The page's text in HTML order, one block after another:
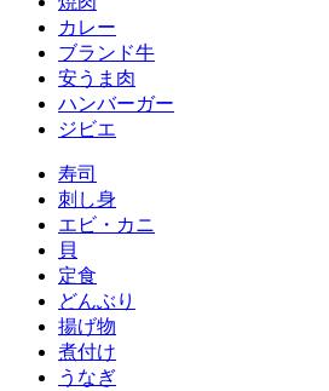
カレー
ブランド牛
安うま肉
ハンバーガー
ジビエ
寿司
刺し身
エビ・カニ
貝
定食
どんぶり
揚げ物
煮付け
うなぎ